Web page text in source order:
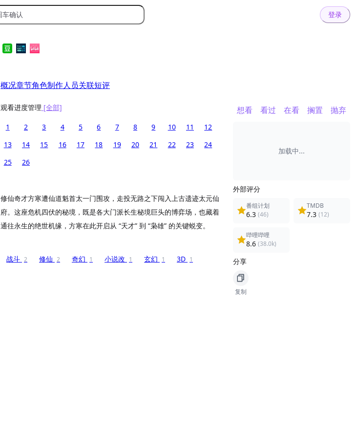
登录
概况章节角色制作人员关联短评
观看进度管理 [全部]
1 2 3 4 5 6 7 8 9 10 11
12
13
14 15 16 17 18 19 20 21 22 23
24
25
26
修仙奇才方寒遭仙道魁首太一门围攻，走投无路之下闯入上古遗迹太元仙
府。这座危机四伏的秘境，既是各大门派长生秘境巨头的博弈场，也藏着
通往永生的绝世机缘，方寒在此开启从 “天才” 到 “枭雄” 的关键蜕变。
战斗 2 修仙 2 奇幻 1 小说改 1 玄幻 1 3D 1
想看 看过 在看 搁置 抛弃
加载中...
外部评分
番组计划
6.3 (46)
TMDB
7.3 (12)
哔哩哔哩
8.6 (38.0k)
分享
复制